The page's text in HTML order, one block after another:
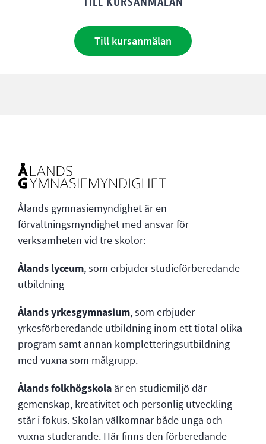
Till kursanmälan
Ålands gymnasiemyndighet är en
förvaltningsmyndighet med ansvar för
verksamheten vid tre skolor:
Ålands lyceum, som erbjuder studieförberedande
utbildning
Ålands yrkesgymnasium, som erbjuder
yrkesförberedande utbildning inom ett tiotal olika
program samt annan kompletteringsutbildning
med vuxna som målgrupp.
Ålands folkhögskola är en studiemiljö där
gemenskap, kreativitet och personlig utveckling
står i fokus. Skolan välkomnar både unga och
vuxna studerande. Här finns den förberedande